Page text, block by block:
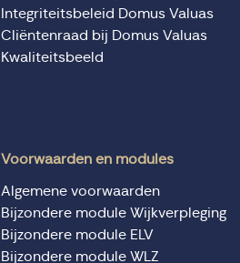
Integriteitsbeleid Domus Valuas
Cliëntenraad bij Domus Valuas
Kwaliteitsbeeld
Voorwaarden en modules
Algemene voorwaarden
Bijzondere module Wijkverpleging
Bijzondere module ELV
Bijzondere module WLZ